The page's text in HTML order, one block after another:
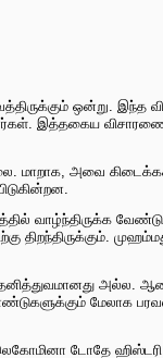
ஒன்று. இந்த
இத்தகைய விசாரணை
அவை
வாழ்ந்திருக்க
திறந்திருக்கும்.
அல்ல.
மேலாக
டோதே